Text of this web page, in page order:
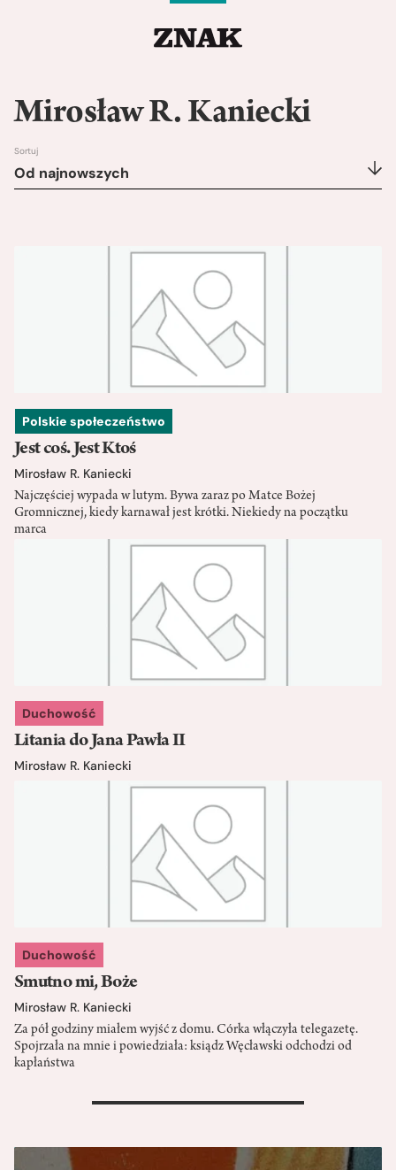
Mirosław R. Kaniecki
Sortuj
Od najnowszych
Polskie społeczeństwo
Jest coś. Jest Ktoś
Mirosław R. Kaniecki
Najczęściej wypada w lutym. Bywa zaraz po Matce Bożej
Gromnicznej, kiedy karnawał jest krótki. Niekiedy na początku
marca
Duchowość
Litania do Jana Pawła II
Mirosław R. Kaniecki
Duchowość
Smutno mi, Boże
Mirosław R. Kaniecki
Za pół godziny miałem wyjść z domu. Córka włączyła telegazetę.
Spojrzała na mnie i powiedziała: ksiądz Węcławski odchodzi od
kapłaństwa
>